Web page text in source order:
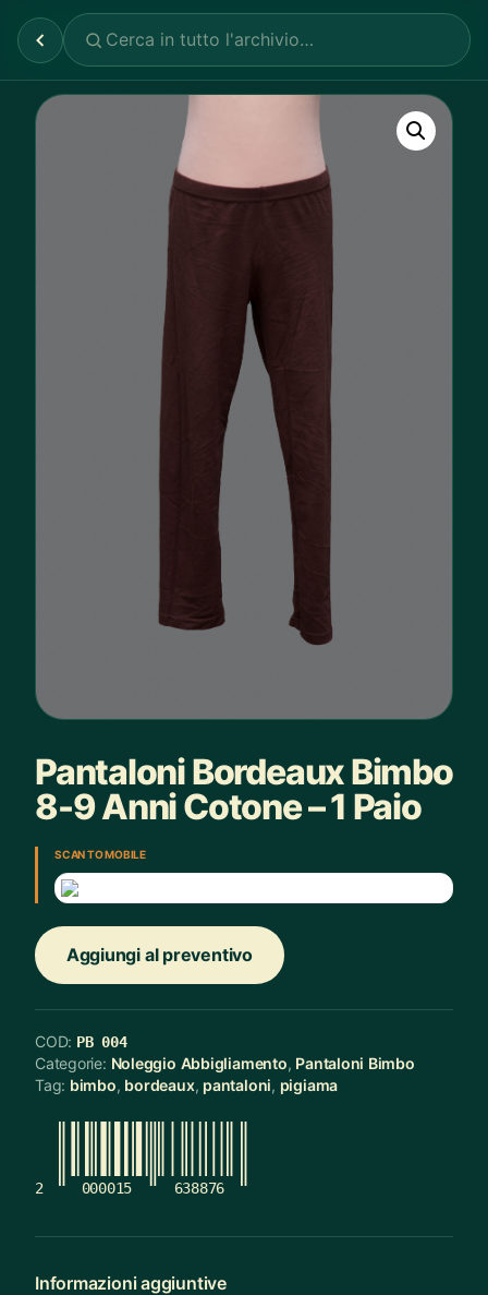
Pantaloni Bordeaux Bimbo
8-9 Anni Cotone – 1 Paio
SCAN TO MOBILE
Aggiungi al preventivo
COD: PB 004
Categorie: Noleggio Abbigliamento, Pantaloni Bimbo
Tag: bimbo, bordeaux, pantaloni, pigiama
2 000015 638876
Informazioni aggiuntive